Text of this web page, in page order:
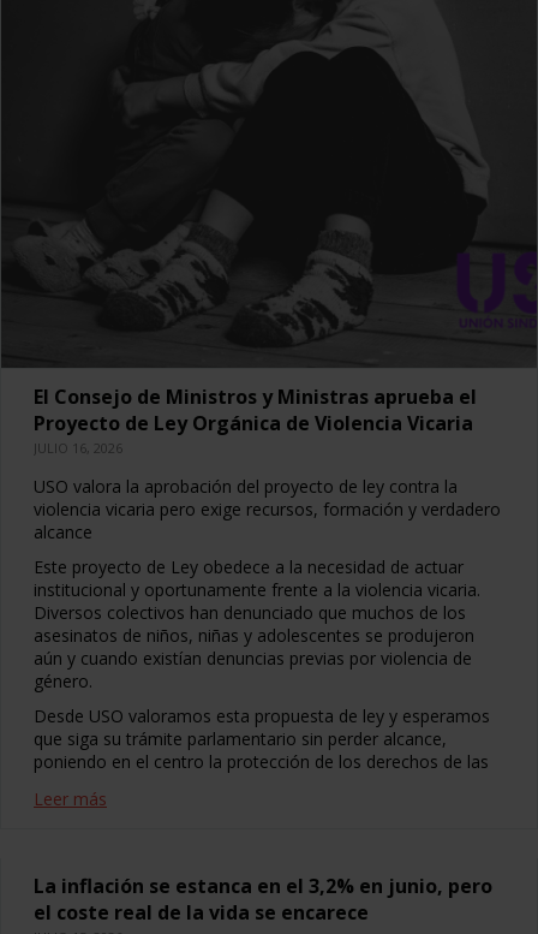
El Consejo de Ministros y Ministras aprueba el
Proyecto de Ley Orgánica de Violencia Vicaria
JULIO 16, 2026
USO valora la aprobación del proyecto de ley contra la
violencia vicaria pero exige recursos, formación y verdadero
alcance
Este proyecto de Ley obedece a la necesidad de actuar
institucional y oportunamente frente a la violencia vicaria.
Diversos colectivos han denunciado que muchos de los
asesinatos de niños, niñas y adolescentes se produjeron
aún y cuando existían denuncias previas por violencia de
género.
Desde USO valoramos esta propuesta de ley y esperamos
que siga su trámite parlamentario sin perder alcance,
poniendo en el centro la protección de los derechos de las
Leer más
La inflación se estanca en el 3,2% en junio, pero
el coste real de la vida se encarece